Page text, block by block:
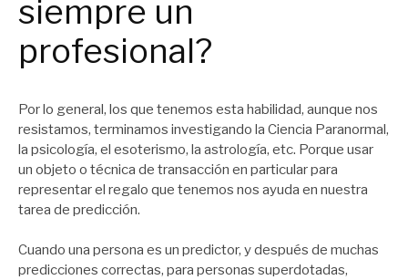
siempre un
profesional?
Por lo general, los que tenemos esta habilidad, aunque nos
resistamos, terminamos investigando la Ciencia Paranormal,
la psicología, el esoterismo, la astrología, etc. Porque usar
un objeto o técnica de transacción en particular para
representar el regalo que tenemos nos ayuda en nuestra
tarea de predicción.
Cuando una persona es un predictor, y después de muchas
predicciones correctas, para personas superdotadas,